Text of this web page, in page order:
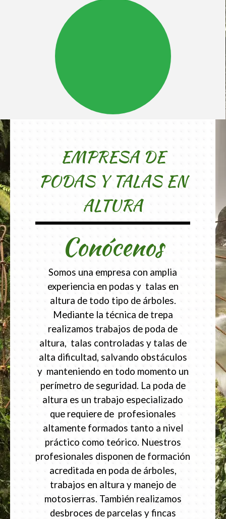
EMPRESA DE
PODAS Y TALAS EN
ALTURA
Conócenos
Somos una empresa con amplia
experiencia en podas y talas en
altura de todo tipo de árboles.
Mediante la técnica de trepa
realizamos trabajos de poda de
altura, talas controladas y talas de
alta dificultad, salvando obstáculos
y manteniendo en todo momento un
perímetro de seguridad. La poda de
altura es un trabajo especializado
que requiere de profesionales
altamente formados tanto a nivel
práctico como teórico. Nuestros
profesionales disponen de formación
acreditada en poda de árboles,
trabajos en altura y manejo de
motosierras. También realizamos
desbroces de parcelas y fincas